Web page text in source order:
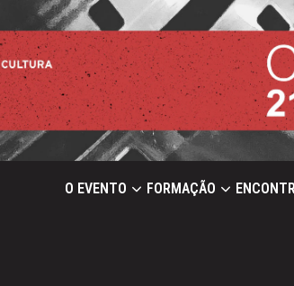
O EVENTO FORMAÇÃO